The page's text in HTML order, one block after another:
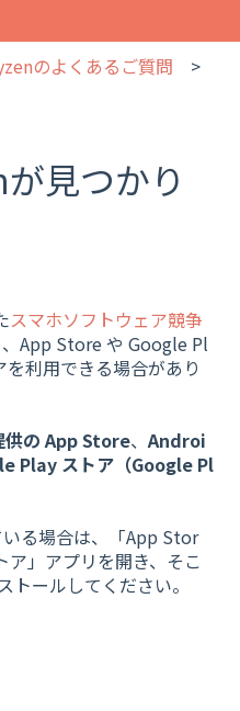
のよくあるご質問
見つかり
スマホソフトウェア競争
、App Store や Google Pl
利用できる場合があり
供の App Store、Androi
Play ストア（Google Pl
る場合は、「App Stor
」アプリを開き、そこ
ールしてください。